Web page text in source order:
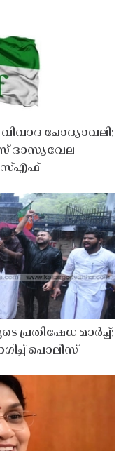
ചോദ്യാവലി;
ദാസ്യവേല
പ്രതിഷേധ മാർച്ച്;
പൊലീസ്